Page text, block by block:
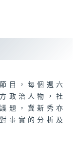
目，每個週六
政治人物，社
題，冀新秀亦
事實的分析及